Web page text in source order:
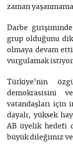
zaman
Darbe
grup olduğunu
olmaya devam
vurgulamak
Türkiye'nin
demokrasisini
vatandaşları için
dayalı, yüksek
AB üyelik hedefi
büyük dileğimiz